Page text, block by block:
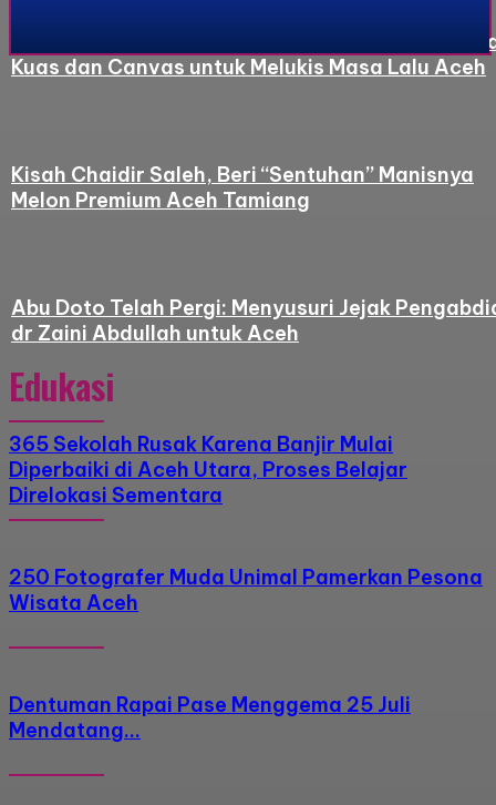
Kisah Sayed Art, Habiskan Masa Hidupnya
Kuas dan Canvas untuk Melukis Masa Lalu Aceh
Kisah Chaidir Saleh, Beri “Sentuhan” Manisnya
Melon Premium Aceh Tamiang
Abu Doto Telah Pergi: Menyusuri Jejak
dr Zaini Abdullah untuk Aceh
Edukasi
365 Sekolah Rusak Karena Banjir Mulai
Diperbaiki di Aceh Utara, Proses Belajar
Direlokasi Sementara
250 Fotografer Muda Unimal Pamerkan Pesona
Wisata Aceh
Dentuman Rapai Pase Menggema 25 Juli
Mendatang…